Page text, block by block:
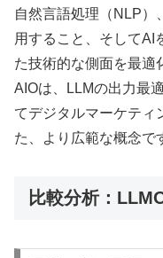
自然言語処理（NLP）
用すること、そしてAI
た技術的な側面を最適
AIOは、LLMの出力最
てデジタルマーケティ
た、より広範な概念で
比較分析：